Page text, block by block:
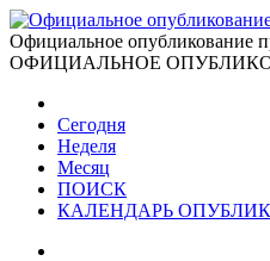
Официальное опубликование
ОФИЦИАЛЬНОЕ
Сегодня
Неделя
Месяц
ПОИСК
КАЛЕНДАРЬ